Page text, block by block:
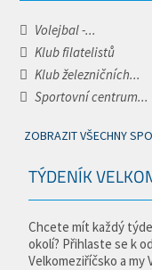
Volejbal -...
Klub filatelistů
Klub železničních...
Sportovní centrum...
ZOBRAZIT VŠECHNY
TÝDENÍK
Chcete mít každý
okolí? Přihlaste se k
Velkomeziříčsko a my